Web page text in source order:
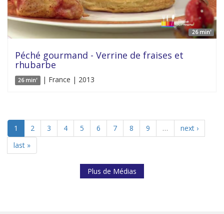
26 min'
Péché gourmand - Verrine de fraises et
rhubarbe
26 min' | France | 2013
1 2 3 4 5 6 7 8 9 …
next ›
last »
Plus de Médias